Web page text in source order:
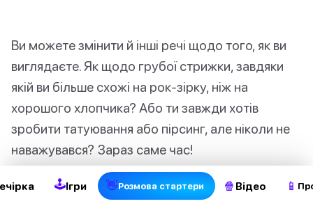
2
Ви можете змінити й інші речі щодо того, як ви
виглядаєте. Як щодо грубої стрижки, завдяки
якій ви більше схожі на рок-зірку, ніж на
хорошого хлопчика? Або ти завжди хотів
зробити татуювання або пірсинг, але ніколи не
наважувався? Зараз саме час!
🕹Ігри 👋Pозмова стартери 🍿 Відео 📱